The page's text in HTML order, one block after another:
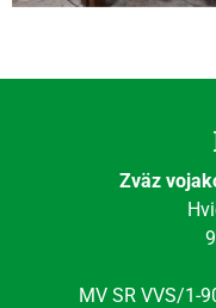
Zväz
MV SR VVS/1-